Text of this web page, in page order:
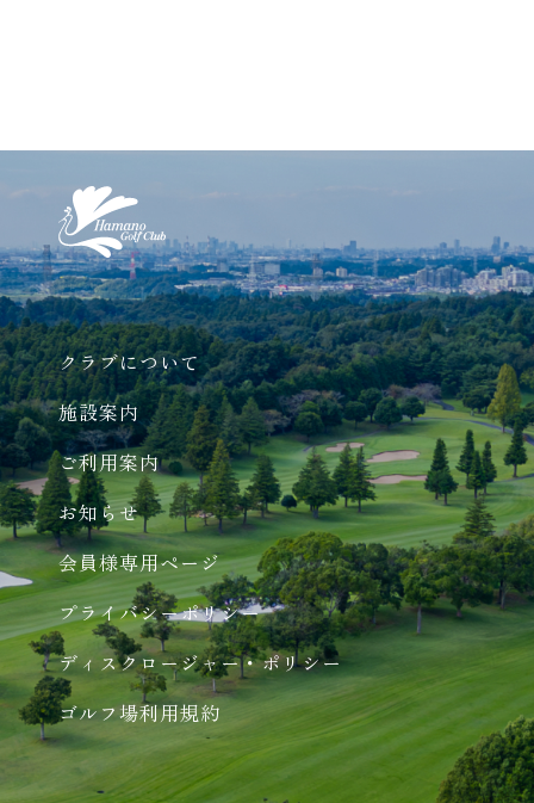
クラブについて
施設案内
ご利用案内
お知らせ
会員様専用ページ
プライバシーポリシー
ディスクロージャー・ポリシー
ゴルフ場利用規約